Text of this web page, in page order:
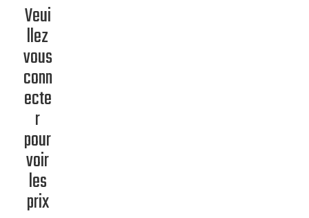
Veui
llez
vous
conn
ecte
r
pour
voir
les
prix